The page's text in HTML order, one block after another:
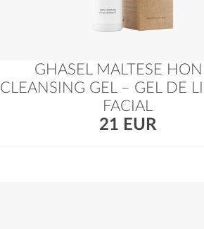
GHASEL MALTESE
CLEANSING GEL – GEL DE
FACIAL
21 EUR